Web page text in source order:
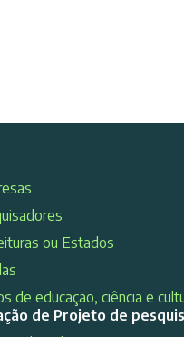
ou Estados
de educação, ciência e
de Projeto de